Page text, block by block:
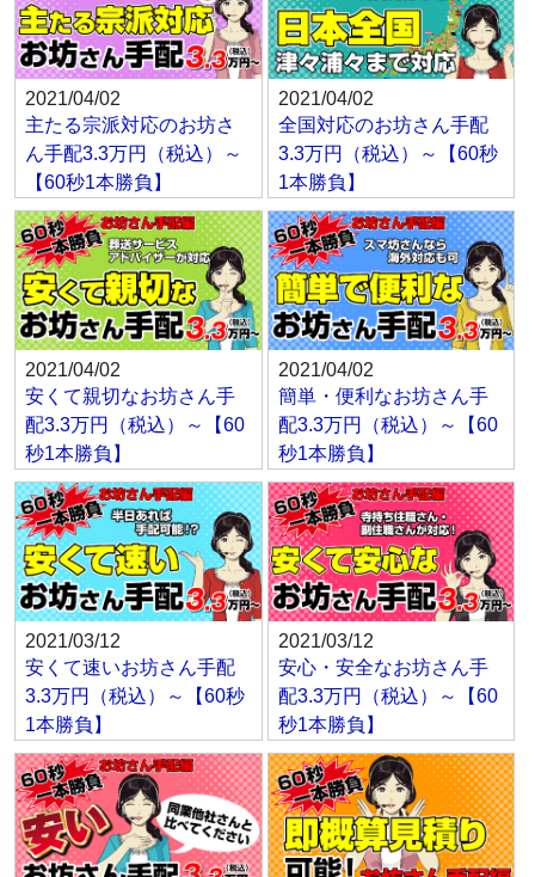
2021/04/02
主たる宗派対応のお坊さ
ん手配3.3万円（税込）～
【60秒1本勝負】
2021/04/02
全国対応のお坊さん手配
3.3万円（税込）～【60秒
1本勝負】
2021/04/02
安くて親切なお坊さん手
配3.3万円（税込）～【60
秒1本勝負】
2021/04/02
簡単・便利なお坊さん手
配3.3万円（税込）～【60
秒1本勝負】
2021/03/12
安くて速いお坊さん手配
3.3万円（税込）～【60秒
1本勝負】
2021/03/12
安心・安全なお坊さん手
配3.3万円（税込）～【60
秒1本勝負】